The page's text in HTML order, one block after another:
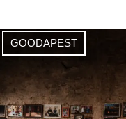
GOODAPEST